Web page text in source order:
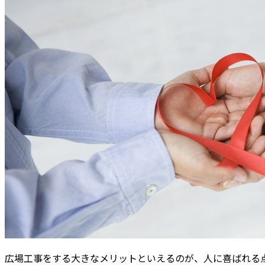
広場工事をする大きなメリットといえるのが、人に喜ばれる